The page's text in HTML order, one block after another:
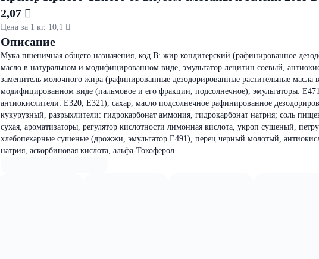
2,07 
Цена за 1 кг. 10,1 
Описание
Мука пшеничная общего назначения, код В: жир кондитерский (рафинированное
масло в натуральном и модифицированном виде, эмульгатор лецитин соевый,
заменитель молочного жира (рафинированные дезодорированные растительные масла
модифицированном виде (пальмовое и его фракции, подсолнечное), эмульгаторы:
антиокислители: Е320, Е321), сахар, масло подсолнечное рафинированное
кукурузный, разрыхлители: гидрокарбонат аммония, гидрокарбонат натрия; соль
сухая, ароматизаторы, регулятор кислотности лимонная кислота, укроп сушеный,
хлебопекарные сушеные (дрожжи, эмульгатор Е491), перец черный молотый,
натрия, аскорбиновая кислота, альфа-Токоферол.